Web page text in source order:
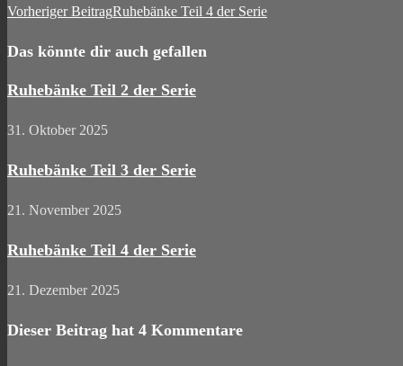
Vorheriger BeitragRuhebänke Teil 4 der Serie
Das könnte dir auch gefallen
Ruhebänke Teil 2 der Serie
31. Oktober 2025
Ruhebänke Teil 3 der Serie
21. November 2025
Ruhebänke Teil 4 der Serie
21. Dezember 2025
Dieser Beitrag hat 4 Kommentare